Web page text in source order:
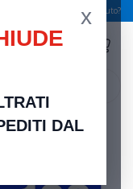
Serve aiuto?
x
DAL
Chiavetta/Pendrive